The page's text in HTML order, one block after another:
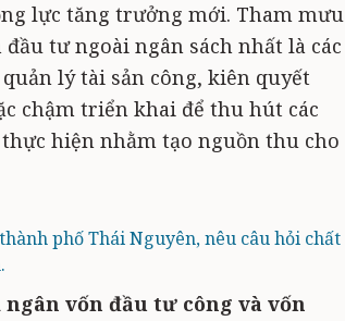
lực tăng trưởng mới. Tham mưu
tư ngoài ngân sách nhất là các
lý tài sản công, kiên quyết
chậm triển khai để thu hút các
hiện nhằm tạo nguồn thu cho
phố Thái Nguyên, nêu câu hỏi chất
vốn đầu tư công và vốn